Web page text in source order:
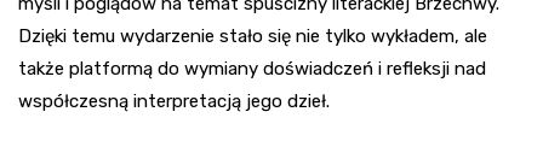
Dzięki temu wydarzenie stało się nie tylko wykładem, ale
także platformą do wymiany doświadczeń i refleksji nad
współczesną interpretacją jego dzieł.